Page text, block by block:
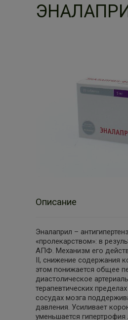
Описание
Эналаприл –
«пролекарством»: в
АПФ. Механизм его
II, снижение содержания
этом понижается общее
диастолическое
терапевтических
сосудах мозга
давления. Усиливает
уменьшается